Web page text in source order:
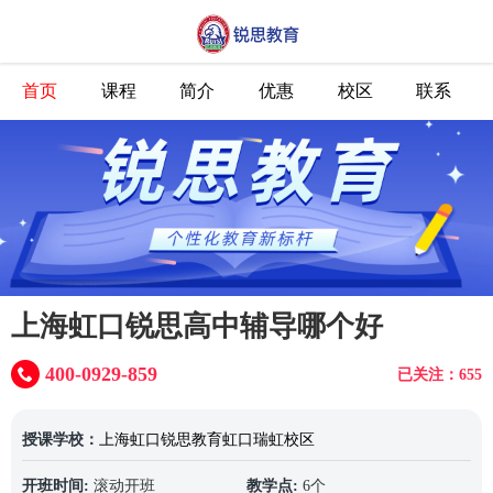
首页 课程 简介 优惠 校区 联系
上海虹口锐思高中辅导哪个好
已关注：655
400-0929-859
授课学校： 上海虹口锐思教育虹口瑞虹校区
开班时间: 滚动开班 教学点: 6个